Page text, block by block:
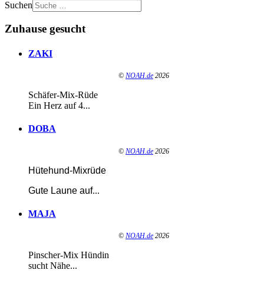
Suchen
Zuhause gesucht
ZAKI
© NOAH.de 2026
Schäfer-Mix-Rüde
Ein Herz auf 4...
DOBA
© NOAH.de 2026
Hütehund-Mixrüde
Gute Laune auf...
MAJA
© NOAH.de 2026
Pinscher-Mix Hündin
sucht Nähe...